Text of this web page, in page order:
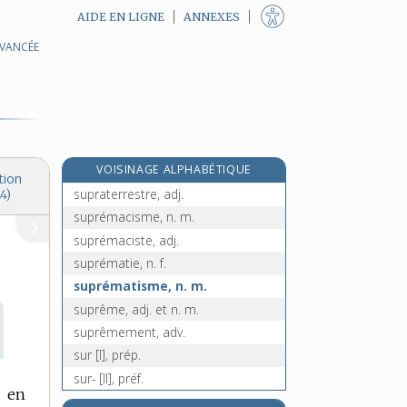
AIDE EN LIGNE ANNEXES
en
VOISINAGE ALPHABÉTIQUE
suprasensible, adj.
supraterrestre, adj.
suprémacisme, n. m.
suprémaciste, adj.
suprématie, n. f.
suprématisme, n. m.
suprême, adj. et n. m.
suprêmement, adv.
sur [I], prép.
sur- [II], préf.
sur, sure [III], adj.